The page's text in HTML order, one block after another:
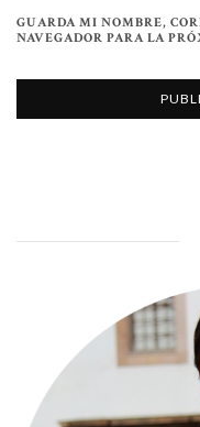
GUARDA MI NOMBRE,
NAVEGADOR PARA LA